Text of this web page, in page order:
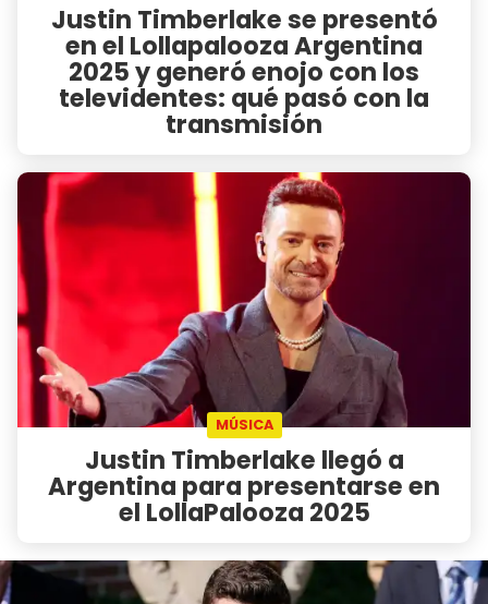
Justin Timberlake se presentó
en el Lollapalooza Argentina
2025 y generó enojo con los
televidentes: qué pasó con la
transmisión
MÚSICA
Justin Timberlake llegó a
Argentina para presentarse en
el LollaPalooza 2025